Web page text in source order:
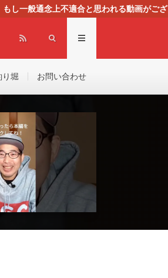
し一般通念上不適合と思われる動画がござ
り堀 お問い合わせ